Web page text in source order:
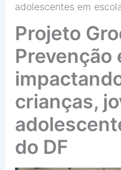
adolescentes em
Projeto
Prevenção
crianças,
do DF